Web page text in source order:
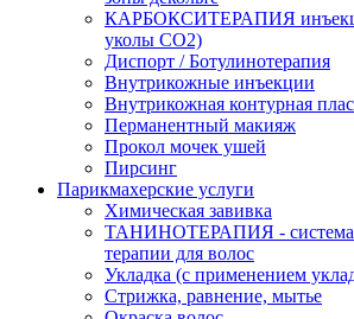
КАРБОКСИТЕРАПИЯ
уколы СО2)
Диспорт / Ботулинотерапия
Внутрикожные инъекции
Внутрикожная контурная
Перманентный макияж
Прокол мочек ушей
Пирсинг
Парикмахерские услуги
Химическая завивка
ТАНИНОТЕРАПИЯ - система
терапии для волос
Укладка (с применением
Стрижка, равнение, мытье